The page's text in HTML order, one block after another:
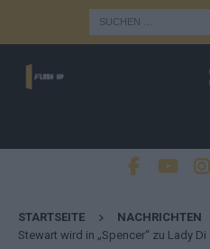
STARTSEITE NACHRICHTEN
Stewart wird in „Spencer“ zu Lady Di